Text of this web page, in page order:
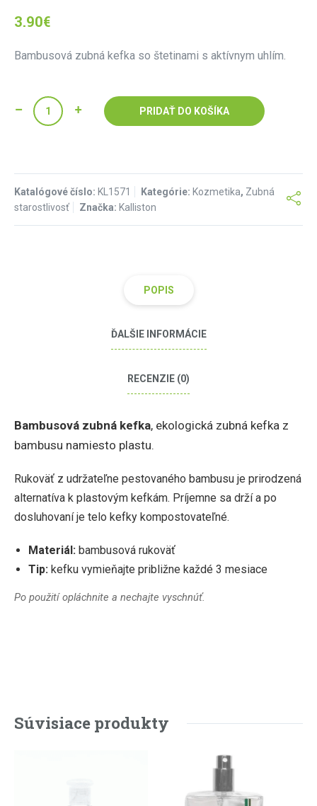
3.90€
Bambusová zubná kefka so štetinami s aktívnym uhlím.
PRIDAŤ DO KOŠÍKA
Katalógové číslo: KL1571 Kategórie: Kozmetika, Zubná
starostlivosť
Značka: Kalliston
POPIS
ĎALŠIE INFORMÁCIE
RECENZIE (0)
Bambusová zubná kefka, ekologická zubná kefka z
bambusu namiesto plastu.
Rukoväť z udržateľne pestovaného bambusu je prirodzená
alternatíva k plastovým kefkám. Príjemne sa drží a po
dosluhovaní je telo kefky kompostovateľné.
Materiál: bambusová rukoväť
Tip: kefku vymieňajte približne každé 3 mesiace
Po použití opláchnite a nechajte vyschnúť.
Súvisiace produkty